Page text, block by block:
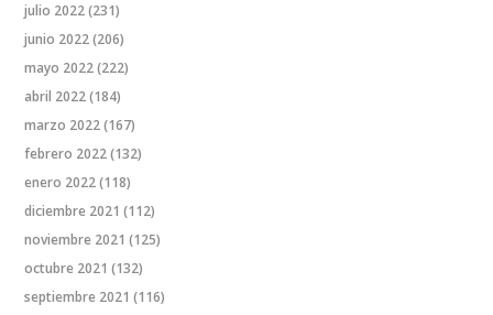
julio 2022(231)
junio 2022(206)
mayo 2022(222)
abril 2022(184)
marzo 2022(167)
febrero 2022(132)
enero 2022(118)
diciembre 2021 (112)
noviembre 2021 (125)
octubre 2021 (132)
septiembre 2021 (116)